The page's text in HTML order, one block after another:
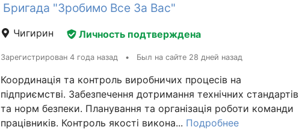
Бригада "Зробимо Все За Вас"
Чигирин Личность подтверждена
Зарегистрирован 4 года назад • Был на сайте 28 дней назад
Координація та контроль виробничих процесів на
підприємстві. Забезпечення дотримання технічних стандартів
та норм безпеки. Планування та організація роботи команди
працівників. Контроль якості викона... Подробнее